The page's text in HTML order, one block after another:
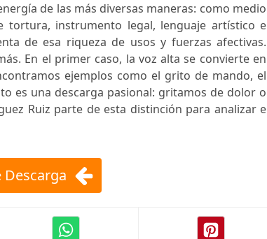
de las más diversas maneras: como medio
tortura, instrumento legal, lenguaje artístico e
de esa riqueza de usos y fuerzas afectivas.
En el primer caso, la voz alta se convierte en
ejemplos como el grito de mando, el
es una descarga pasional: gritamos de dolor o
Ruiz parte de esta distinción para analizar e
Descarga